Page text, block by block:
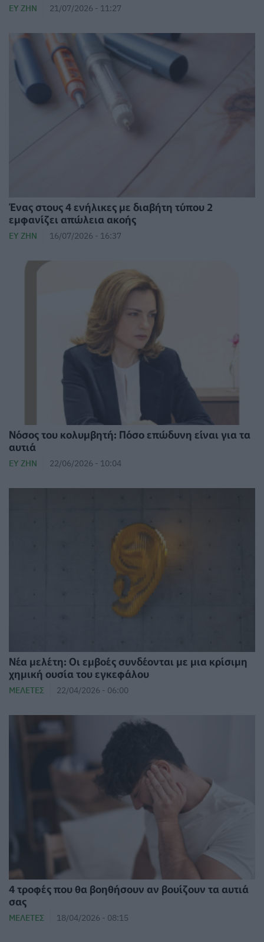
ΕΥ ΖΗΝ 21/07/2026 - 11:27
Ένας στους 4 ενήλικες με διαβήτη τύπου 2
εμφανίζει απώλεια ακοής
ΕΥ ΖΗΝ 16/07/2026 - 16:37
Νόσος του κολυμβητή: Πόσο επώδυνη είναι για τα
αυτιά
ΕΥ ΖΗΝ 22/06/2026 - 10:04
Νέα μελέτη: Οι εμβοές συνδέονται με μια κρίσιμη
χημική ουσία του εγκεφάλου
ΜΕΛΈΤΕΣ 22/04/2026 - 06:00
4 τροφές που θα βοηθήσουν αν βουίζουν τα αυτιά
σας
ΜΕΛΈΤΕΣ 18/04/2026 - 08:15